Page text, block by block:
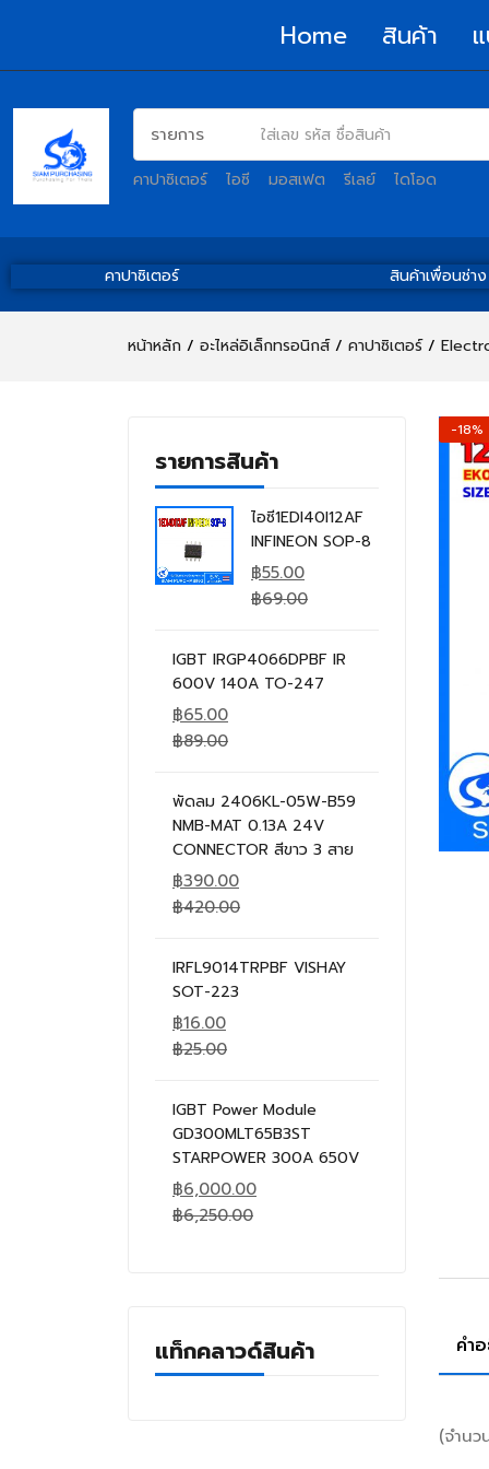
Home สินค้า
คาปาซิเตอร์ ไอซี มอสเฟต รีเลย์ ไดโอด
คาปาซิเตอร์ สินค้าเพื่อนช่าง
หน้าหลัก อะไหล่อิเล็กทรอนิกส์ คาปาซิเตอร์
รายการสินค้า
ไอซี1EDI40I12AF
INFINEON SOP-8
฿55.00
฿69.00
IGBT IRGP4066DPBF IR
600V 140A TO-247
฿65.00
฿89.00
พัดลม 2406KL-05W-B59
NMB-MAT 0.13A 24V
CONNECTOR สีขาว 3 สาย
฿390.00
฿420.00
IRFL9014TRPBF VISHAY
SOT-223
฿16.00
฿25.00
IGBT Power Module
GD300MLT65B3ST
STARPOWER 300A 650V
฿6,000.00
฿6,250.00
แท็กคลาวด์สินค้า
-18%
คำ
(จำนว